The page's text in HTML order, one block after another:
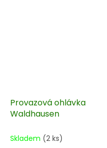
Provazová ohlávka
Waldhausen
Skladem (2 ks)